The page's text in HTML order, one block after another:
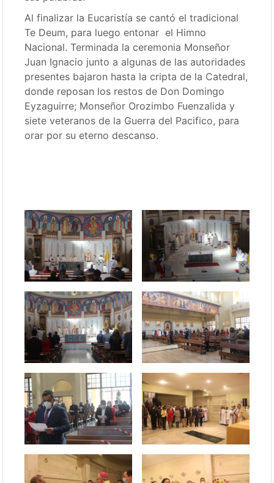
Al finalizar la Eucaristía se cantó el tradicional
Te Deum, para luego entonar el Himno
Nacional. Terminada la ceremonia Monseñor
Juan Ignacio junto a algunas de las autoridades
presentes bajaron hasta la cripta de la Catedral,
donde reposan los restos de Don Domingo
Eyzaguirre; Monseñor Orozimbo Fuenzalida y
siete veteranos de la Guerra del Pacifico, para
orar por su eterno descanso.